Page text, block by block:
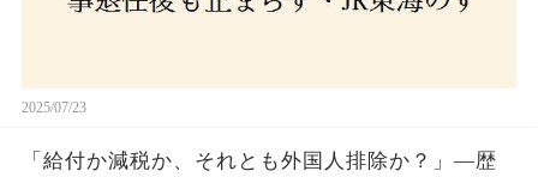
2025/07/23
「給付か減税か、それとも外国人排除か？」―歴